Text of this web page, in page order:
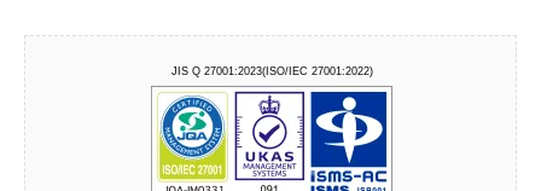
JIS Q 27001:2023(ISO/IEC 27001:2022)